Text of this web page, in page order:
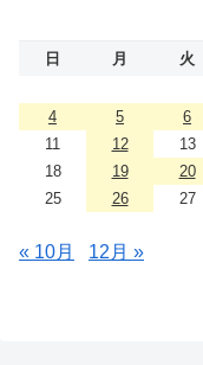
日 月 火
4
5 6
11
12 13
18
19 20
25
26 27
« 10月 12月 »